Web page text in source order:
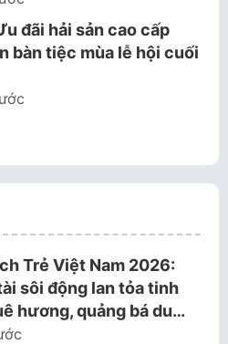
đãi hải sản cao cấp
bàn tiệc mùa lễ hội cuối
Trẻ Việt Nam 2026:
sôi động lan tỏa tinh
hương, quảng bá du…